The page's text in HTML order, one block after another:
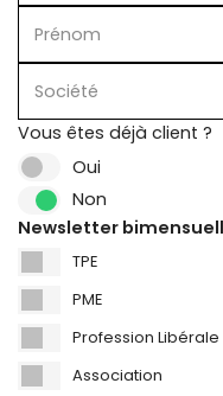
Prénom
Société
Oui
Non
Vous êtes déjà client ?
TPE
PME
Profession Libérale
Association
Newsletter